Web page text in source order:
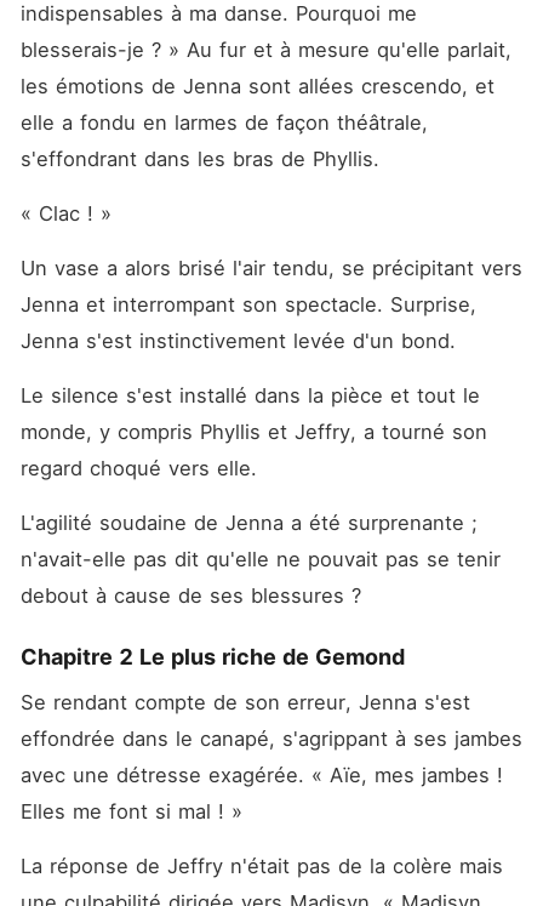
indispensables à ma danse. Pourquoi me
blesserais-je ? » Au fur et à mesure qu'elle parlait,
les émotions de Jenna sont allées crescendo, et
elle a fondu en larmes de façon théâtrale,
s'effondrant dans les bras de Phyllis.
« Clac ! »
Un vase a alors brisé l'air tendu, se précipitant vers
Jenna et interrompant son spectacle. Surprise,
Jenna s'est instinctivement levée d'un bond.
Le silence s'est installé dans la pièce et tout le
monde, y compris Phyllis et Jeffry, a tourné son
regard choqué vers elle.
L'agilité soudaine de Jenna a été surprenante ;
n'avait-elle pas dit qu'elle ne pouvait pas se tenir
debout à cause de ses blessures ?
Chapitre 2 Le plus riche de Gemond
Se rendant compte de son erreur, Jenna s'est
effondrée dans le canapé, s'agrippant à ses jambes
avec une détresse exagérée. « Aïe, mes jambes !
Elles me font si mal ! »
La réponse de Jeffry n'était pas de la colère mais